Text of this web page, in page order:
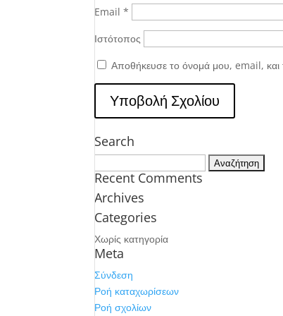
Email*
Ιστότοπος
Αποθήκευσε το όνομά μου, email,
Search
για:
Recent Comments
Archives
Categories
Χωρίς κατηγορία
Meta
Σύνδεση
Ροή καταχωρίσεων
Ροή σχολίων